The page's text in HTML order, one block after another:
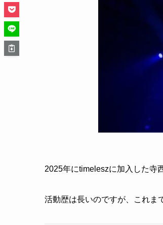
2025年にtimeleszに加入した寺
活動歴は長いのですが、これま